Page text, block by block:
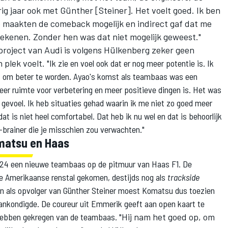
jaar ook met Günther [Steiner]. Het voelt goed. Ik ben
de comeback mogelijk en indirect gaf dat me
Zonder hen was dat niet mogelijk geweest."
van Audi is volgens Hülkenberg zeker geen
plek voelt. "Ik zie en voel ook dat er nog meer potentie is. Ik
beter te worden. Ayao's komst als teambaas was een
ruimte voor verbetering en meer positieve dingen is. Het was
Ik heb situaties gehad waarin ik me niet zo goed meer
is niet heel comfortabel. Dat heb ik nu wel en dat is behoorlijk
die je misschien zou verwachten."
en Haas
een nieuwe teambaas op de pitmuur van Haas F1. De
renstal gekomen, destijds nog als trackside
als opvolger van Günther Steiner moest Komatsu dus toezien
De coureur uit Emmerik geeft aan open kaart te
gekregen van de teambaas. "Hij nam het goed op, om